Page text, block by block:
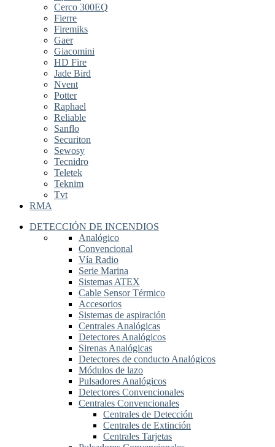
Cerco 300EQ
Fierre
Firemiks
Gaer
Giacomini
HD Fire
Jade Bird
Nvent
Potter
Raphael
Reliable
Sanflo
Securiton
Sewosy
Tecnidro
Teletek
Teknim
Tvt
RMA
DETECCIÓN DE INCENDIOS
Analógico
Convencional
Vía Radio
Serie Marina
Sistemas ATEX
Cable Sensor Térmico
Accesorios
Sistemas de aspiración
Centrales Analógicas
Detectores Analógicos
Sirenas Analógicas
Detectores de conducto Analógicos
Módulos de lazo
Pulsadores Analógicos
Detectores Convencionales
Centrales Convencionales
Centrales de Detección
Centrales de Extinción
Centrales Tarjetas